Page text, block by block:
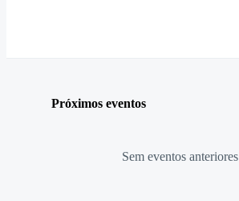
Próximos eventos
Sem eventos anteriores